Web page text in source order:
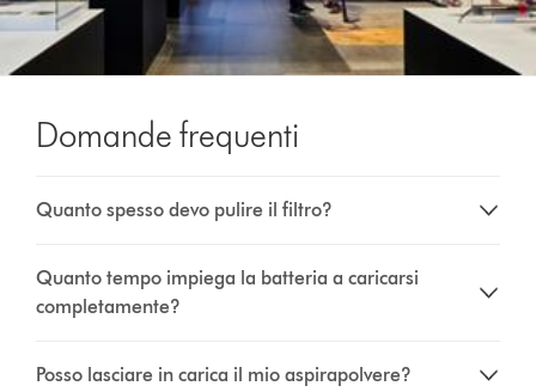
Domande frequenti
Quanto spesso devo pulire il filtro?
Quanto tempo impiega la batteria a caricarsi
completamente?
Posso lasciare in carica il mio aspirapolvere?